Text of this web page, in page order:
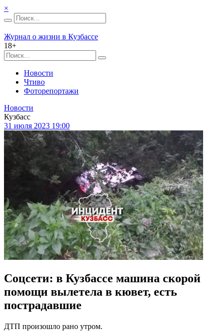
×
Журнал о жизни в Кузбассе
18+
Новости
Чтиво
Фоторепортажи
Новости
Кузбасс
31 июля 2023 19:00
Соцсети: в Кузбассе машина скорой
помощи вылетела в кювет, есть
пострадавшие
ДТП произошло рано утром.